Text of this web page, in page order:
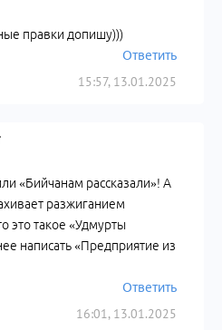
15:57, 13.01.2025
правки допишу)))
Ответить
16:01, 13.01.2025
«Бийчанам рассказали»! А
разжиганием
это такое «Удмурты
написать «Предприятие из
Ответить